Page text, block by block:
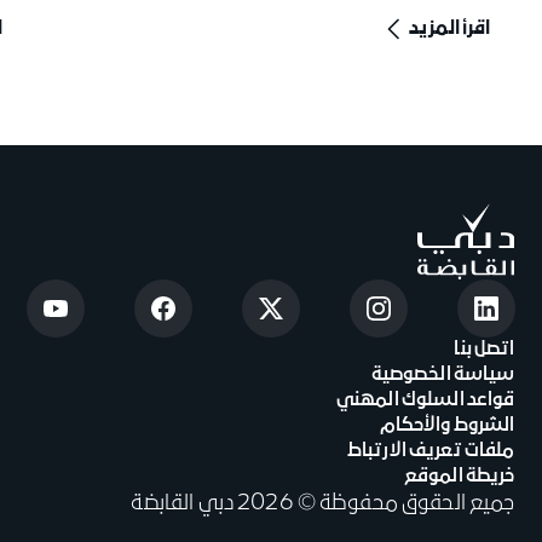
اقرأ المزيد
اتصل بنا
سياسة الخصوصية
قواعد السلوك المهني
الشروط والأحكام
ملفات تعريف الارتباط
خريطة الموقع
جميع الحقوق محفوظة © 2026 دبي القابضة